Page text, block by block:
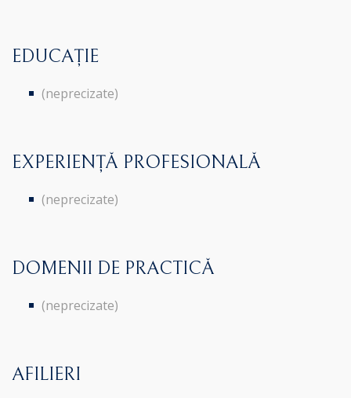
EDUCAȚIE
(neprecizate)
EXPERIENȚĂ PROFESIONALĂ
(neprecizate)
DOMENII DE PRACTICĂ
(neprecizate)
AFILIERI